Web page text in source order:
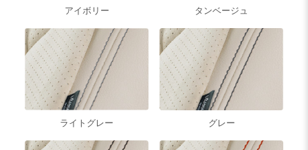
アイボリー タンベージュ
ライトグレー グレー